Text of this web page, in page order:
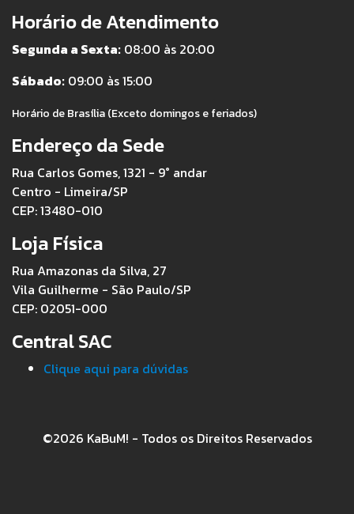
Horário de Atendimento
Segunda a Sexta: 08:00 às 20:00
Sábado: 09:00 às 15:00
Horário de Brasília (Exceto domingos e feriados)
Endereço da Sede
Rua Carlos Gomes, 1321 - 9° andar
Centro - Limeira/SP
CEP: 13480-010
Loja Física
Rua Amazonas da Silva, 27
Vila Guilherme - São Paulo/SP
CEP: 02051-000
Central SAC
Clique aqui para dúvidas
©2026 KaBuM! - Todos os Direitos Reservados